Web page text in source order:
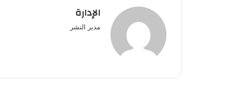
الإدارة
مدير النشر